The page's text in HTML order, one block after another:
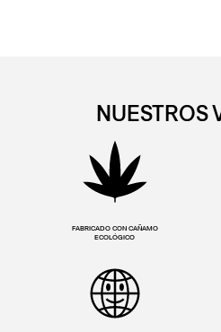
NUESTROS
FABRICADO CON CAÑAMO
ECOLÓGICO